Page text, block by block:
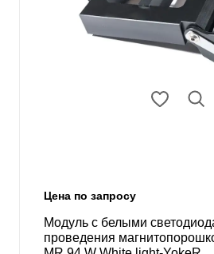
Цена по запросу
Модуль с белыми
проведения